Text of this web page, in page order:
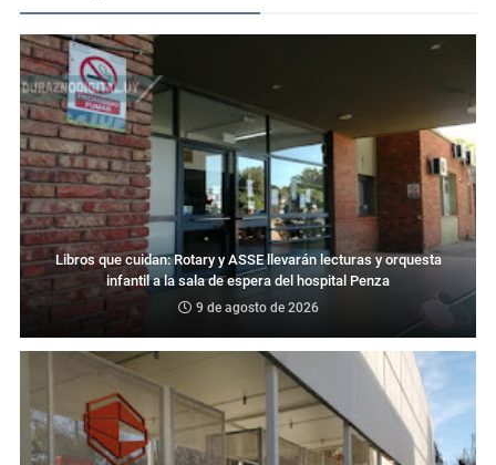
Libros que cuidan: Rotary y ASSE llevarán lecturas y orquesta
infantil a la sala de espera del hospital Penza
9 de agosto de 2026